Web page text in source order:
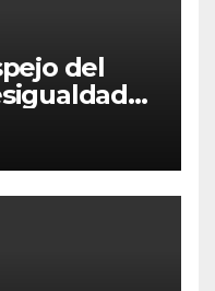
del